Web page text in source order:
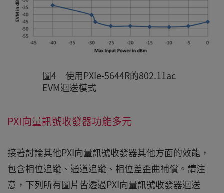
圖4 使用PXIe-5644R的802.11ac
EVM迴送模式
PXI向量訊號收發器功能多元
接著討論其他PXI向量訊號收發器其他方面的效能，
包含相位追蹤、通道追蹤、相位差歪曲補償。請注
意，下列所有圖片皆透過PXI向量訊號收發器迴送